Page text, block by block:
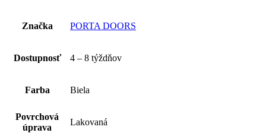
Značka PORTA DOORS
Dostupnosť 4 – 8 týždňov
Farba Biela
Povrchová
úprava
Lakovaná